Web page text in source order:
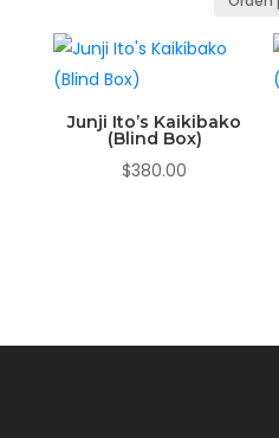
Junji Ito’s Kaikibako
(Blind Box)
$380.00